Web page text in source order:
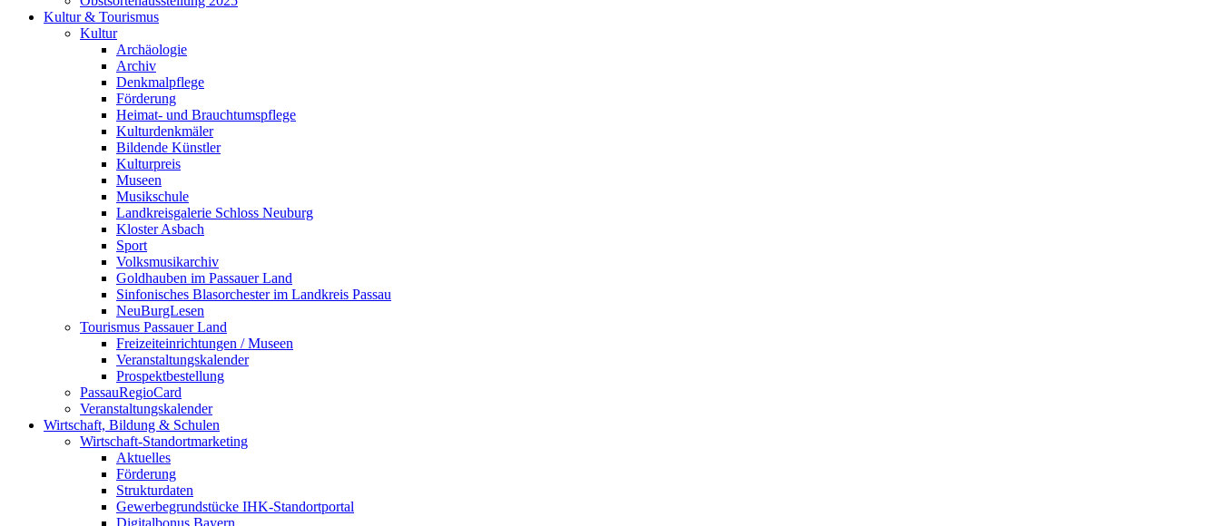
Kultur & Tourismus
Kultur
Archäologie
Archiv
Denkmalpflege
Förderung
Heimat- und Brauchtumspflege
Kulturdenkmäler
Bildende Künstler
Kulturpreis
Museen
Musikschule
Landkreisgalerie Schloss Neuburg
Kloster Asbach
Sport
Volksmusikarchiv
Goldhauben im Passauer Land
Sinfonisches Blasorchester im Landkreis Passau
NeuBurgLesen
Tourismus Passauer Land
Freizeiteinrichtungen / Museen
Veranstaltungskalender
Prospektbestellung
PassauRegioCard
Veranstaltungskalender
Wirtschaft, Bildung & Schulen
Wirtschaft-Standortmarketing
Aktuelles
Förderung
Strukturdaten
Gewerbegrundstücke IHK-Standortportal
Digitalbonus Bayern